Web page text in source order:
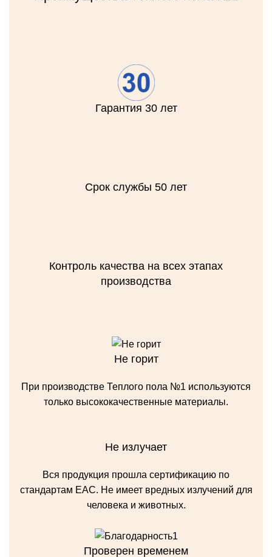
Гарантия 30 лет
Срок службы 50 лет
Контроль качества на всех этапах
производства
Не горит
При производстве Теплого пола №1 используются
только высококачественные материалы.
Не излучает
Вся продукция прошла сертификацию по
стандартам ЕАС. Не имеет вредных излучений для
человека и животных.
Проверен временем